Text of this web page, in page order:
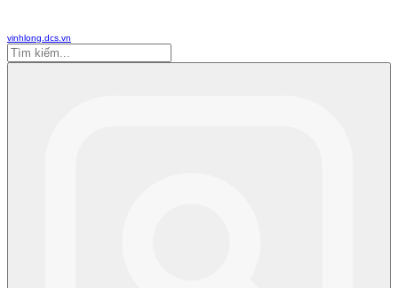
vinhlong.dcs.vn